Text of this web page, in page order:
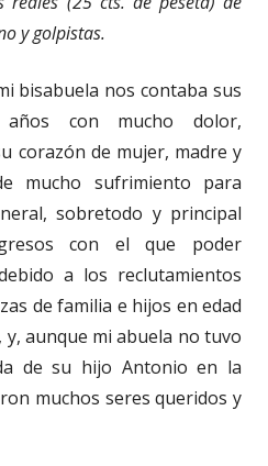
y golpistas.
bisabuela nos contaba sus
con mucho dolor,
corazón de mujer, madre y
mucho sufrimiento para
sobretodo y principal
con el que poder
a los reclutamientos
de familia e hijos en edad
aunque mi abuela no tuvo
de su hijo Antonio en la
muchos seres queridos y